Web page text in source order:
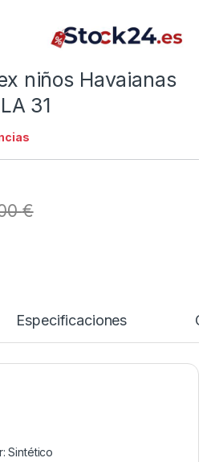
niños Havaianas
31
€
Especificaciones
Sintético